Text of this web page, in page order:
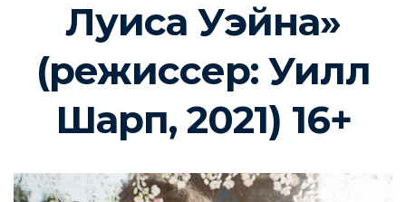
Луиса Уэйна»
(режиссер: Уилл
Шарп, 2021) 16+